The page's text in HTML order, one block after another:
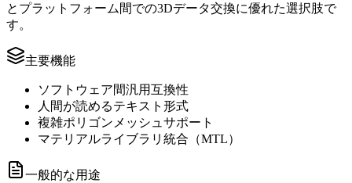
とプラットフォーム間での3Dデータ交換に優れた選択肢で
す。
主要機能
ソフトウェア間汎用互換性
人間が読めるテキスト形式
複雑ポリゴンメッシュサポート
マテリアルライブラリ統合（MTL）
一般的な用途